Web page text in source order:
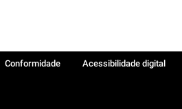
Conformidade
Acessibilidade digital